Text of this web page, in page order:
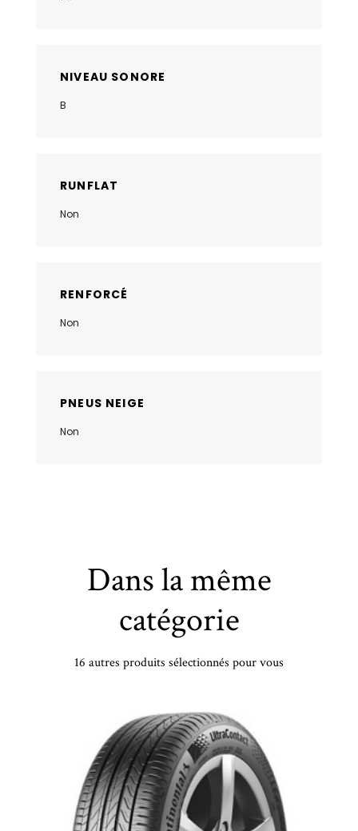
NIVEAU SONORE
B
RUNFLAT
Non
RENFORCÉ
Non
PNEUS NEIGE
Non
Dans la même
catégorie
16 autres produits sélectionnés pour vous